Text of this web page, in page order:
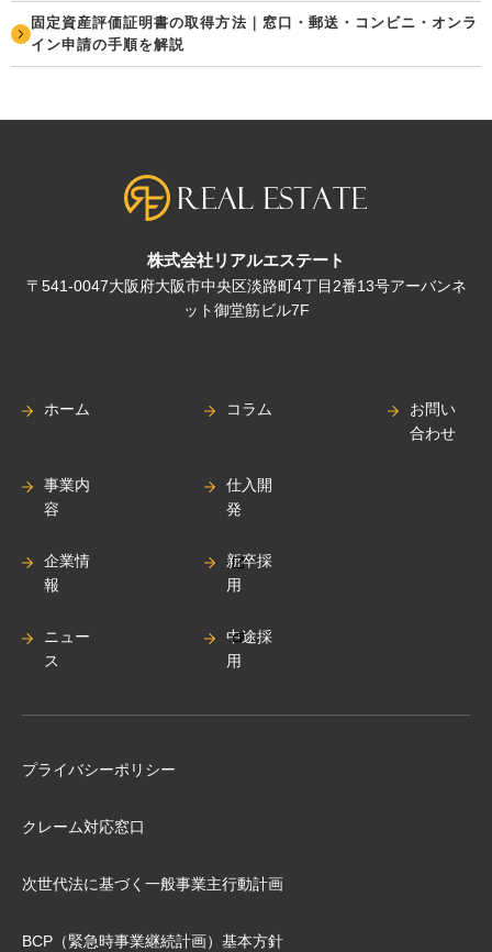
固定資産評価証明書の取得方法｜窓口・郵送・コンビニ・オンラ
イン申請の手順を解説
株式会社リアルエステート
〒541-0047大阪府大阪市中央区淡路町4丁目2番13号アーバンネ
ット御堂筋ビル7F
ホーム
事業内
容
企業情
報
ニュー
ス
コラム
仕入開
発
新卒採
用
中途採
用
お問い
合わせ
プライバシーポリシー
クレーム対応窓口
次世代法に基づく⼀般事業主⾏動計画
BCP（緊急時事業継続計画）基本⽅針